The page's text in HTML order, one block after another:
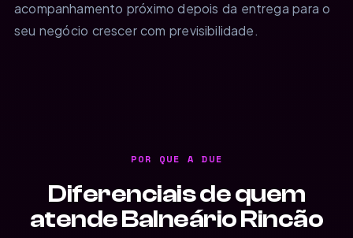
acompanhamento próximo depois da entrega para o
seu negócio crescer com previsibilidade.
POR QUE A DUE
Diferenciais de quem
atende Balneário Rincão